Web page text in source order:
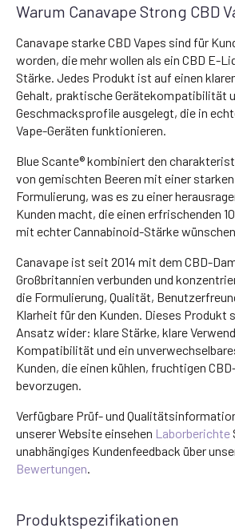
Warum Canavape Strong CBD
Canavape starke CBD Vapes sind für
worden, die mehr wollen als ein CBD E-
Stärke. Jedes Produkt ist auf einen
Gehalt, praktische Gerätekompatibilität
Geschmacksprofile ausgelegt, die in
Vape-Geräten funktionieren.
Blue Scante® kombiniert den
von gemischten Beeren mit einer starken
Formulierung, was es zu einer
Kunden macht, die einen erfrischenden
mit echter Cannabinoid-Stärke wünschen.
Canavape ist seit 2014 mit dem CBD-
Großbritannien verbunden und
die Formulierung, Qualität,
Klarheit für den Kunden. Dieses Produkt
Ansatz wider: klare Stärke, klare
Kompatibilität und ein
Kunden, die einen kühlen, fruchtigen
bevorzugen.
Verfügbare Prüf- und
unserer Website einsehen Laborberichte
unabhängiges Kundenfeedback über
Bewertungen
Produktspezifikationen